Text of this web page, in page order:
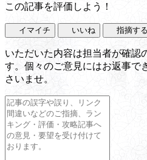
この記事を評価しよう！
イマイチ いいね 指摘する
いただいた内容は担当者が確認
す。個々のご意見にはお返事で
さいませ。